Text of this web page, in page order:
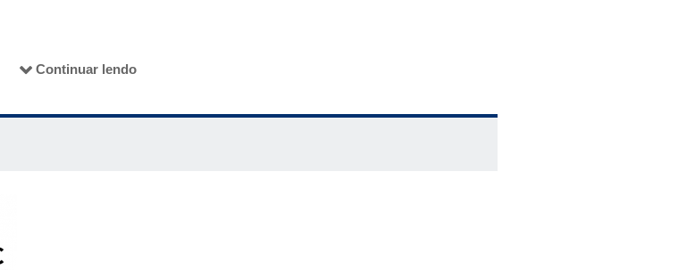
utilizada, os resultados (parciais ou finais) e o estágio de
Continuar lendo